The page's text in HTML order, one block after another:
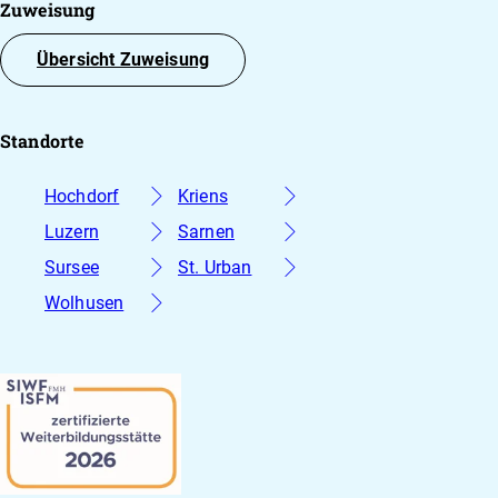
Zuweisung
Übersicht Zuweisung
Standorte
Hochdorf
Kriens
Luzern
Sarnen
Sursee
St. Urban
Wolhusen